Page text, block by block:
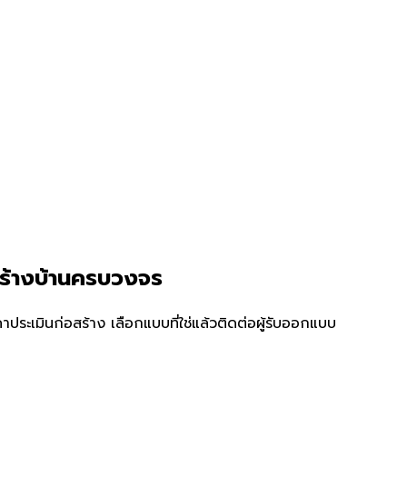
งบ้านครบวงจร
ระเมินก่อสร้าง เลือกแบบที่ใช่แล้วติดต่อผู้รับออกแบบ